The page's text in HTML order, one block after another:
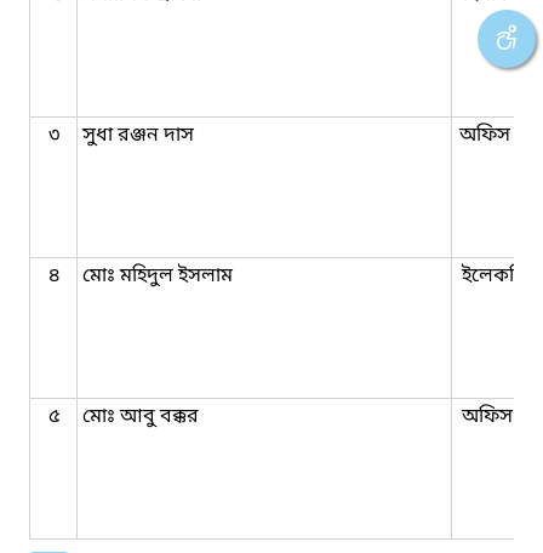
৩ সুধা রঞ্জন দাস অফিস
৪ মোঃ মহিদুল ইসলাম
৫ মোঃ আবু বক্কর অফিস